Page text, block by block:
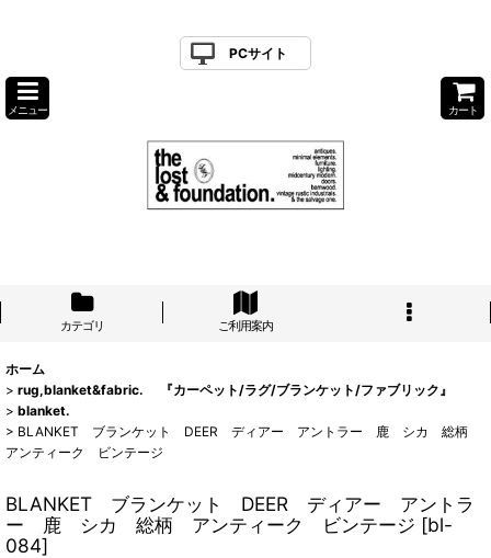
PCサイト
メニュー カート
カテゴリ ご利用案内
ホーム
> rug,blanket&fabric. 『カーペット/ラグ/ブランケット/ファブリック』
> blanket.
> BLANKET ブランケット DEER ディアー アントラー 鹿 シカ 総柄
アンティーク ビンテージ
BLANKET ブランケット DEER ディアー アントラ
ー 鹿 シカ 総柄 アンティーク ビンテージ [bl-
084]